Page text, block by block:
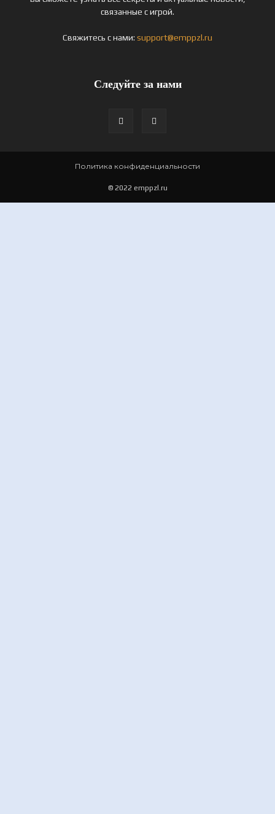
связанные с игрой.
Свяжитесь с нами: support@emppzl.ru
Следуйте за нами
Политика конфиденциальности
© 2022 emppzl.ru